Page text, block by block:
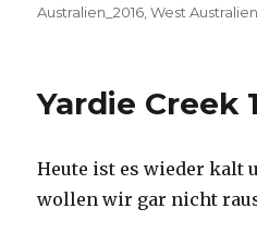
am
Australien_2016 ,West Australien
Yardie Creek
Heute ist es wieder kalt
wollen wir gar nicht